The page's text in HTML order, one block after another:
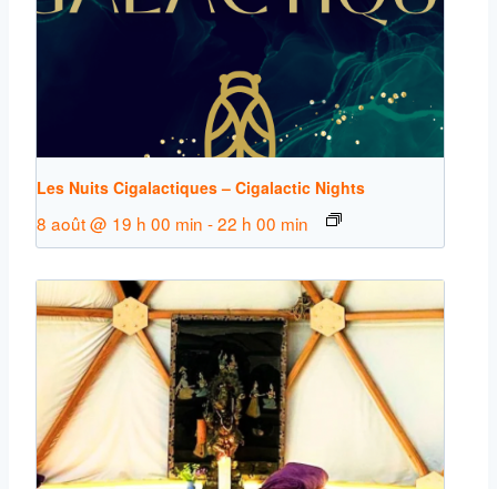
Les Nuits Cigalactiques – Cigalactic Nights
8 août @ 19 h 00 min -22 h 00 min